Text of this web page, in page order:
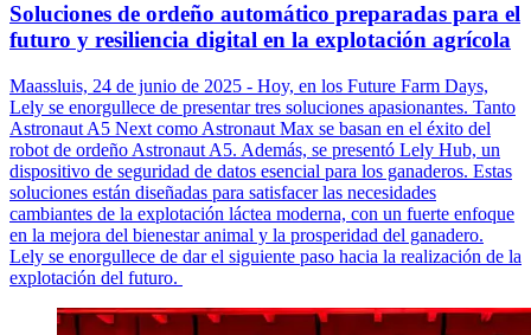
Soluciones de ordeño automático preparadas para el
futuro y resiliencia digital en la explotación agrícola
Maassluis, 24 de junio de 2025 - Hoy, en los Future Farm Days,
Lely se enorgullece de presentar tres soluciones apasionantes. Tanto
Astronaut A5 Next como Astronaut Max se basan en el éxito del
robot de ordeño Astronaut A5. Además, se presentó Lely Hub, un
dispositivo de seguridad de datos esencial para los ganaderos. Estas
soluciones están diseñadas para satisfacer las necesidades
cambiantes de la explotación láctea moderna, con un fuerte enfoque
en la mejora del bienestar animal y la prosperidad del ganadero.
Lely se enorgullece de dar el siguiente paso hacia la realización de la
explotación del futuro.